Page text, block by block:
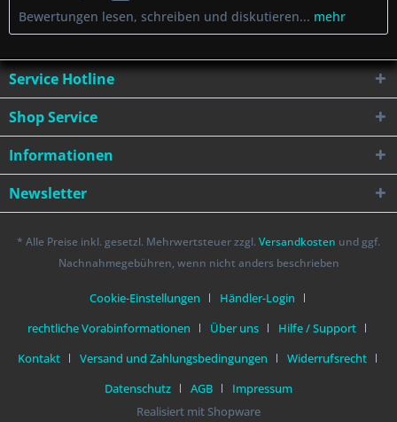
Bewertungen lesen, schreiben und diskutieren... mehr
Service Hotline
Shop Service
Informationen
Newsletter
* Alle Preise inkl. gesetzl. Mehrwertsteuer zzgl. Versandkosten und ggf.
Nachnahmegebühren, wenn nicht anders beschrieben
Cookie-Einstellungen
Händler-Login
rechtliche Vorabinformationen
Über uns
Hilfe / Support
Kontakt
Versand und Zahlungsbedingungen
Widerrufsrecht
Datenschutz
AGB
Impressum
Realisiert mit Shopware